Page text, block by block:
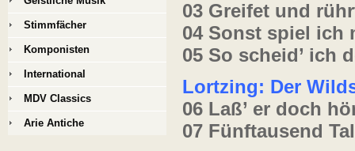
03 Greifet und
04 Sonst spiel ich
05 So scheid’ ich
Lortzing: Der
06 Laß’ er doch
07 Fünftausend
Stimmfächer
Komponisten
International
MDV Classics
Arie Antiche